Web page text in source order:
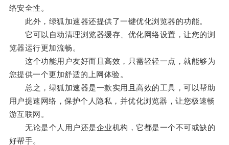
络安全性。
此外，绿狐加速器还提供了一键优化浏览器的功能。
它可以自动清理浏览器缓存、优化网络设置，让您的浏
览器运行更加流畅。
这个功能用户友好而且高效，只需轻轻一点，就能够为
您提供一个更加舒适的上网体验。
总之，绿狐加速器是一款实用且高效的工具，可以帮助
用户提速网络，保护个人隐私，并优化浏览器，让您极速畅
游互联网。
无论是个人用户还是企业机构，它都是一个不可或缺的
好帮手。